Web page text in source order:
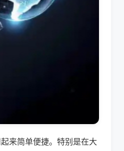
来简单便捷。特别是在大